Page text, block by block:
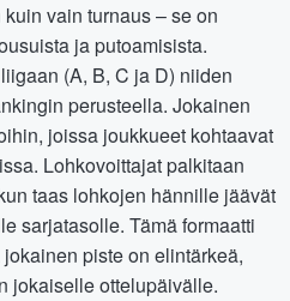
vain turnaus – se on
ja putoamisista.
(A, B, C ja D) niiden
perusteella. Jokainen
joissa joukkueet kohtaavat
Lohkovoittajat palkitaan
taas lohkojen hännille jäävät
sarjatasolle. Tämä formaatti
piste on elintärkeä,
jokaiselle ottelupäivälle.